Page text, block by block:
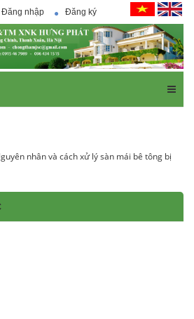
Đăng nhập Đăng ký
nhân và cách xử lý sàn mái bê tông bị